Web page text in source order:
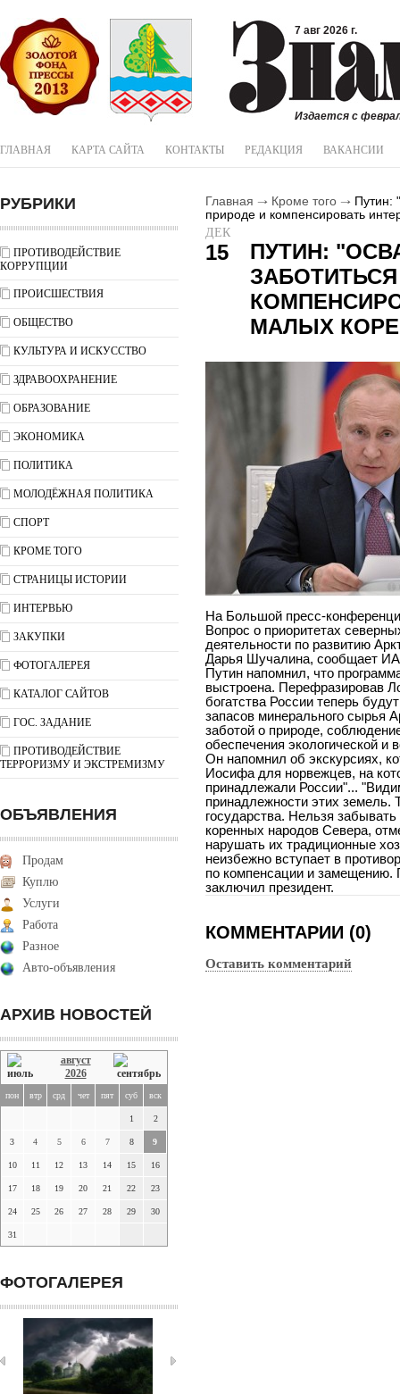
7 авг 2026 г.
Издается с
ГЛАВНАЯ КАРТА САЙТА КОНТАКТЫ РЕДАКЦИЯ ВАКАНСИИ
РУБРИКИ
ПРОТИВОДЕЙСТВИЕ
КОРРУПЦИИ
ПРОИСШЕСТВИЯ
ОБЩЕСТВО
КУЛЬТУРА И ИСКУССТВО
ЗДРАВООХРАНЕНИЕ
ОБРАЗОВАНИЕ
ЭКОНОМИКА
ПОЛИТИКА
МОЛОДЁЖНАЯ ПОЛИТИКА
СПОРТ
КРОМЕ ТОГО
СТРАНИЦЫ ИСТОРИИ
ИНТЕРВЬЮ
ЗАКУПКИ
ФОТОГАЛЕРЕЯ
КАТАЛОГ САЙТОВ
ГОС. ЗАДАНИЕ
ПРОТИВОДЕЙСТВИЕ
ТЕРРОРИЗМУ И ЭКСТРЕМИЗМУ
ОБЪЯВЛЕНИЯ
Продам
Куплю
Услуги
Работа
Разное
Авто-объявления
АРХИВ НОВОСТЕЙ
август
2026
пон втр срд чет пят суб вск
1 2
3 4 5 6 7 8 9
10 11 12 13 14 15 16
17 18 19 20 21 22 23
24 25 26 27 28 29 30
31
ФОТОГАЛЕРЕЯ
Главная Кроме того
Путин:
природе и компенсировать
ДЕК
15
ПУТИН:
МАЛЫХ
На Большой пресс-
Вопрос о приоритетах
деятельности по развитию
Дарья Шучалина, сообщает
Путин напомнил, что
выстроена. Перефразировав
богатства России теперь
запасов минерального сырья
заботой о природе,
обеспечения экологической и
Он напомнил об экскурсиях,
Иосифа для норвежцев, на
принадлежали России"...
принадлежности этих земель.
государства. Нельзя
коренных народов Севера,
нарушать их традиционные
неизбежно вступает в
по компенсации и замещению.
заключил президент.
КОММЕНТАРИИ (0)
Оставить комментарий